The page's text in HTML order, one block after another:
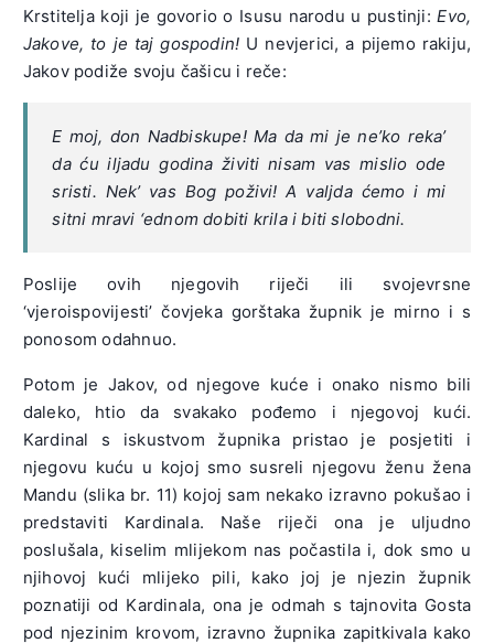
Krstitelja koji je govorio o Isusu narodu u pustinji:Evo,
Jakove, to je taj gospodin! U nevjerici, a pijemo rakiju,
Jakov podiže svoju čašicu i reče:
E moj, don Nadbiskupe! Ma da mi je ne’ko reka’
da ću iljadu godina živiti nisam vas mislio ode
sristi. Nek’ vas Bog poživi! A valjda ćemo i mi
sitni mravi ‘ednom dobiti krila i biti slobodni.
Poslije ovih njegovih riječi ili svojevrsne
‘vjeroispovijesti’ čovjeka gorštaka župnik je mirno i s
ponosom odahnuo.
Potom je Jakov, od njegove kuće i onako nismo bili
daleko, htio da svakako pođemo i njegovoj kući.
Kardinal s iskustvom župnika pristao je posjetiti i
njegovu kuću u kojoj smo susreli njegovu ženu žena
Mandu (slika br. 11) kojoj sam nekako izravno pokušao i
predstaviti Kardinala. Naše riječi ona je uljudno
poslušala, kiselim mlijekom nas počastila i, dok smo u
njihovoj kući mlijeko pili, kako joj je njezin župnik
poznatiji od Kardinala, ona je odmah s tajnovita Gosta
pod njezinim krovom, izravno župnika zapitkivala kako